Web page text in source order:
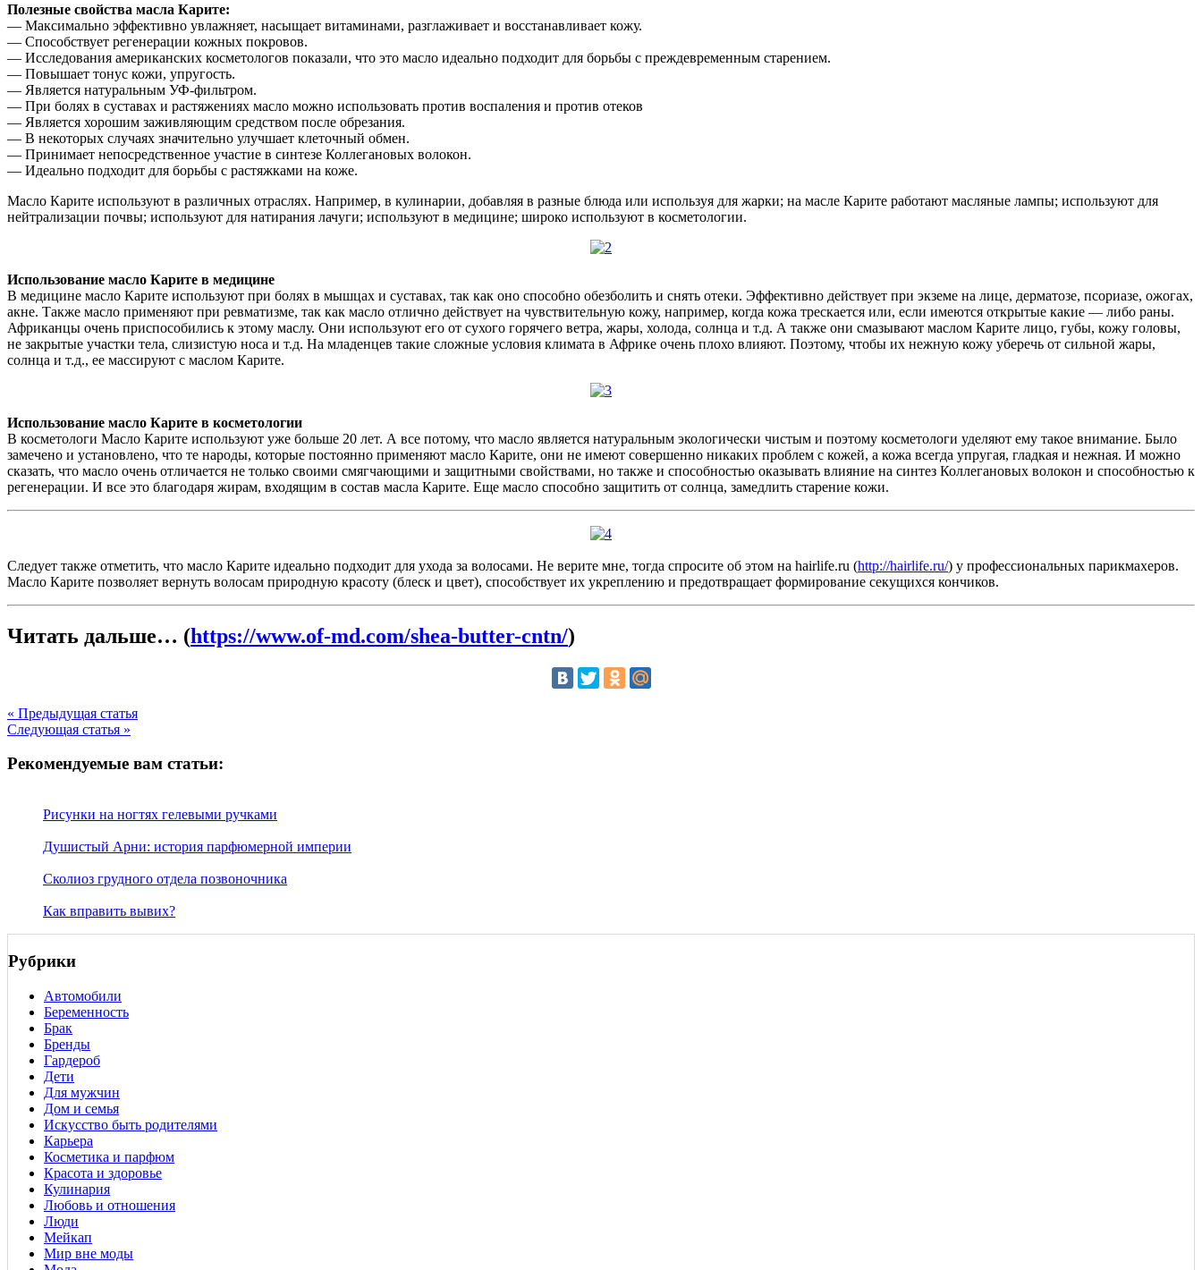
Полезные свойства масла Карите:
— Максимально эффективно увлажняет, насыщает витаминами, разглаживает и восстанавливает кожу.
— Способствует регенерации кожных покровов.
— Исследования американских косметологов показали, что это масло идеально подходит для борьбы с преждевременным старением.
— Повышает тонус кожи, упругость.
— Является натуральным УФ-фильтром.
— При болях в суставах и растяжениях масло можно использовать против воспаления и против отеков
— Является хорошим заживляющим средством после обрезания.
— В некоторых случаях значительно улучшает клеточный обмен.
— Принимает непосредственное участие в синтезе Коллегановых волокон.
— Идеально подходит для борьбы с растяжками на коже.
Масло Карите используют в различных отраслях. Например, в кулинарии, добавляя в разные блюда или используя для жарки; на масле Карите работают масляные лампы; используют для
нейтрализации почвы; используют для натирания лачуги; используют в медицине; широко используют в косметологии.
Использование масло Карите в медицине
В медицине масло Карите используют при болях в мышцах и суставах, так как оно способно обезболить и снять отеки. Эффективно действует при экземе на лице, дерматозе, псориазе, ожогах,
акне. Также масло применяют при ревматизме, так как масло отлично действует на чувствительную кожу, например, когда кожа трескается или, если имеются открытые какие — либо раны.
Африканцы очень приспособились к этому маслу. Они используют его от сухого горячего ветра, жары, холода, солнца и т.д. А также они смазывают маслом Карите лицо, губы, кожу головы,
не закрытые участки тела, слизистую носа и т.д. На младенцев такие сложные условия климата в Африке очень плохо влияют. Поэтому, чтобы их нежную кожу уберечь от сильной жары,
солнца и т.д., ее массируют с маслом Карите.
Использование масло Карите в косметологии
В косметологи Масло Карите используют уже больше 20 лет. А все потому, что масло является натуральным экологически чистым и поэтому косметологи уделяют ему такое внимание. Было
замечено и установлено, что те народы, которые постоянно применяют масло Карите, они не имеют совершенно никаких проблем с кожей, а кожа всегда упругая, гладкая и нежная. И можно
сказать, что масло очень отличается не только своими смягчающими и защитными свойствами, но также и способностью оказывать влияние на синтез Коллегановых волокон и способностью к
регенерации. И все это благодаря жирам, входящим в состав масла Карите. Еще масло способно защитить от солнца, замедлить старение кожи.
Следует также отметить, что масло Карите идеально подходит для ухода за волосами. Не верите мне, тогда спросите об этом на hairlife.ru (http://hairlife.ru/) у профессиональных парикмахеров.
Масло Карите позволяет вернуть волосам природную красоту (блеск и цвет), способствует их укреплению и предотвращает формирование секущихся кончиков.
Читать дальше… (https://www.of-md.com/shea-butter-cntn/)
« Предыдущая статья
Следующая статья »
Рекомендуемые вам статьи:
Рисунки на ногтях гелевыми ручками
Душистый Арни: история парфюмерной империи
Сколиоз грудного отдела позвоночника
Как вправить вывих?
Рубрики
Автомобили
Беременность
Брак
Бренды
Гардероб
Дети
Для мужчин
Дом и семья
Искусство быть родителями
Карьера
Косметика и парфюм
Красота и здоровье
Кулинария
Любовь и отношения
Люди
Мейкап
Мир вне моды